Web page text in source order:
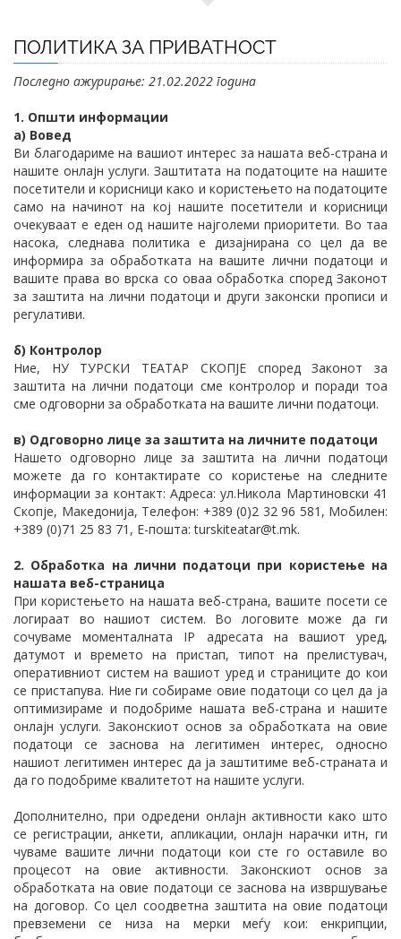
ПОЛИТИКА ЗА ПРИВАТНОСТ
Последно ажурирање: 21.02.2022 година
1. Општи информации
а) Вовед
Ви благодариме на вашиот интерес за нашата веб-странa и
нашите онлајн услуги. Заштитата на податоците на нашите
посетители и корисници како и користењето на податоците
само на начинот на кој нашите посетители и корисници
очекуваат е еден од нашите најголеми приоритети. Во таа
насока, следнава политика е дизајнирана со цел да ве
информира за обработката на вашите лични податоци и
вашите права во врска со оваа обработка според Законот
за заштита на лични податоци и други законски прописи и
регулативи.
б) Контролор
Ние, НУ ТУРСКИ ТЕАТАР СКОПЈЕ според Законот за
заштита на лични податоци сме контролор и поради тоа
сме одговорни за обработката на вашите лични податоци.
в) Одговорно лице за заштита на личните податоци
Нашето одговорно лице за заштита на лични податоци
можете да го контактирате со користење на следните
информации за контакт: Адреса: ул.Никола Мартиновски 41
Скопје, Македонија, Телефон: +389 (0)2 32 96 581, Мобилен:
+389 (0)71 25 83 71, Е-пошта: turskiteatar@t.mk.
2. Обработка на лични податоци при користење на
нашата веб-страница
При користењето на нашата веб-страна, вашите посети се
логираат во нашиот систем. Во логовите може да ги
сочуваме моменталната IP адресата на вашиот уред,
датумот и времето на пристап, типот на прелистувач,
оперативниот систем на вашиот уред и страниците до кои
се пристапува. Ние ги собираме овие податоци со цел да ја
оптимизираме и подобриме нашата веб-страна и нашите
онлајн услуги. Законскиот основ за обработката на овие
податоци се заснова на легитимен интерес, односно
нашиот легитимен интерес да ја заштитиме веб-страната и
да го подобриме квалитетот на нашите услуги.
Дополнително, при одредени онлајн активности како што
се регистрации, анкети, апликации, онлајн нарачки итн, ги
чуваме вашите лични податоци кои сте го оставиле во
процесот на овие активности. Законскиот основ за
обработката на овие податоци се заснова на извршување
на договор. Со цел соодветна заштита на овие податоци
превземени се низа на мерки меѓу кои: енкрипции,